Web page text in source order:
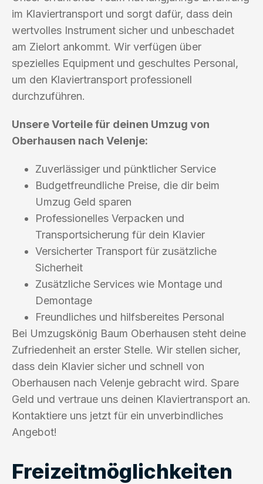
im Klaviertransport und sorgt dafür, dass dein
wertvolles Instrument sicher und unbeschadet
am Zielort ankommt. Wir verfügen über
spezielles Equipment und geschultes Personal,
um den Klaviertransport professionell
durchzuführen.
Unsere Vorteile für deinen Umzug von
Oberhausen nach Velenje:
Zuverlässiger und pünktlicher Service
Budgetfreundliche Preise, die dir beim
Umzug Geld sparen
Professionelles Verpacken und
Transportsicherung für dein Klavier
Versicherter Transport für zusätzliche
Sicherheit
Zusätzliche Services wie Montage und
Demontage
Freundliches und hilfsbereites Personal
Bei Umzugskönig Baum Oberhausen steht deine
Zufriedenheit an erster Stelle. Wir stellen sicher,
dass dein Klavier sicher und schnell von
Oberhausen nach Velenje gebracht wird. Spare
Geld und vertraue uns deinen Klaviertransport an.
Kontaktiere uns jetzt für ein unverbindliches
Angebot!
Freizeitmöglichkeiten